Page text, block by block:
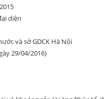
diện
và sở GDCK Hà Nội
29/04/2016)